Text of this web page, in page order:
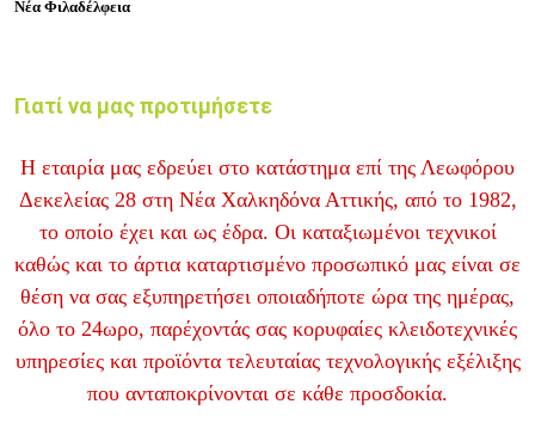
Νέα Φιλαδέλφεια
Γιατί να μας προτιμήσετε
Η εταιρία μας εδρεύει στο κατάστημα επί της Λεωφόρου
Δεκελείας 28 στη Νέα Χαλκηδόνα Αττικής, από το 1982,
το οποίο έχει και ως έδρα. Οι καταξιωμένοι τεχνικοί
καθώς και το άρτια καταρτισμένο προσωπικό μας είναι σε
θέση να σας εξυπηρετήσει οποιαδήποτε ώρα της ημέρας,
όλο το 24ωρο, παρέχοντάς σας κορυφαίες κλειδοτεχνικές
υπηρεσίες και προϊόντα τελευταίας τεχνολογικής εξέλιξης
που ανταποκρίνονται σε κάθε προσδοκία.